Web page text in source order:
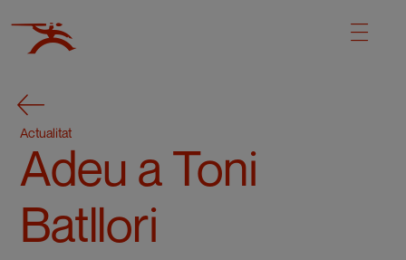
Actualitat
Adeu a Toni
Batllori